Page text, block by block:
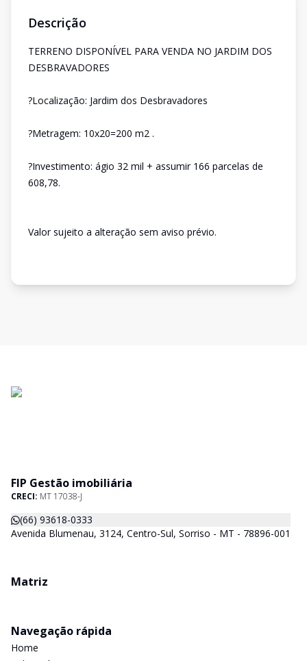
Descrição
TERRENO DISPONÍVEL PARA VENDA NO JARDIM DOS
DESBRAVADORES
?Localização: Jardim dos Desbravadores
?Metragem: 10x20=200 m2 .
?Investimento: ágio 32 mil + assumir 166 parcelas de
608,78.
Valor sujeito a alteração sem aviso prévio.
FIP Gestão imobiliária
CRECI: MT 17038-J
(66) 93618-0333
Avenida Blumenau, 3124, Centro-Sul, Sorriso - MT - 78896-001
Matriz
Navegação rápida
Home